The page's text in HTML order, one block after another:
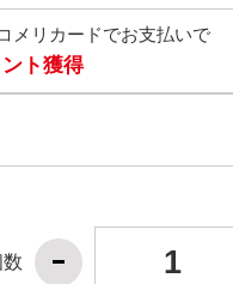
メリカードでお支払いで
ト獲得